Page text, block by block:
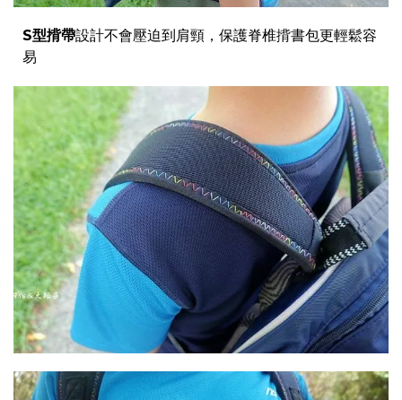
S型揹帶設計不會壓迫到肩頸，保護脊椎揹書包更輕鬆容
易